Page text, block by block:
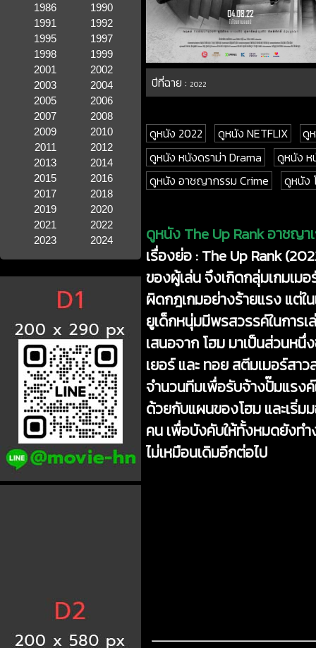
1986
1990
1991
1992
1995
1997
1998
1999
2001
2002
2003
2004
2005
2006
2007
2008
2009
2010
2011
2012
2013
2014
2015
2016
2017
2018
2019
2020
2021
2022
2023
2024
ปีที่ฉาย :2022
ดูหนัง 2022 ดูหนัง NETFLIX
ดู
ดูหนัง หนังดราม่า Drama
ดูหนัง ห
ดูหนัง อาชญากรรม Crime
ดูหนัง
ดูหนัง The Up Rank อาชญา
เรื่องย่อ :The Up Rank
ของผู้เล่น จึงเกิดกลุ่มเกมเม
ผิดกฎเกมอย่างร้ายแรง แต่ใ
ยูเด็กหนุ่มมีพรสวรรค์ในการ
เสนอจาก โฮม มาเป็นส่วนห
เยอร์ และ ทอย สตีมเมอร์สา
จำนวนทีมเพื่อรับจ้างปั๊มแรง
ด้วยกับแผนของโฮม และเริ่
คน เพื่อบังคับให้ทั้งหมดยังท
ไม่เหมือนเดิมอีกต่อไป